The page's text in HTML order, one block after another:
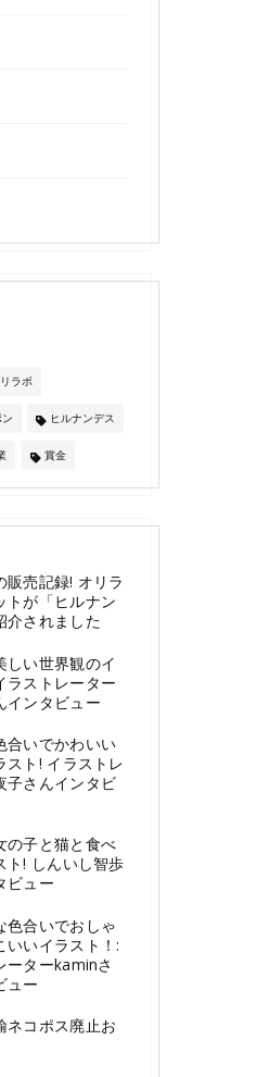
ラボ
ヒルナンデス
賞金
販売記録! オリラ
トが「ヒルナン
介されました
しい世界観のイ
ラストレーター
インタビュー
合いでかわいい
スト! イラストレ
子さんインタビ
の子と猫と食べ
ト! しんいし智歩
ビュー
色合いでおしゃ
いいイラスト！:
ーターkaminさ
ュー
ネコポス廃止お